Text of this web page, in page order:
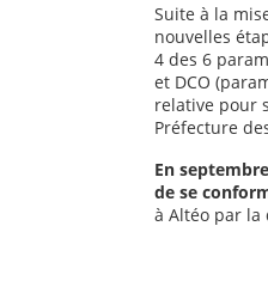
Suite à la
nouvelles
4 des 6
et DCO
relative pour
Préfecture
En
de se
à Altéo par la